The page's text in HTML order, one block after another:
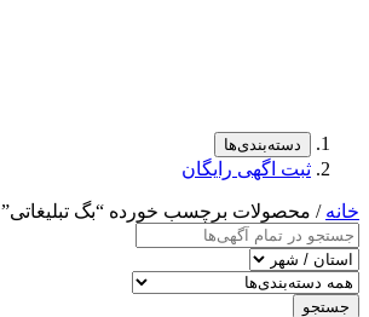
دسته‌بندی‌ها
ثبت اگهی رایگان
خانه / محصولات برچسب خورده “بگ تبلیغاتی”
جستجو